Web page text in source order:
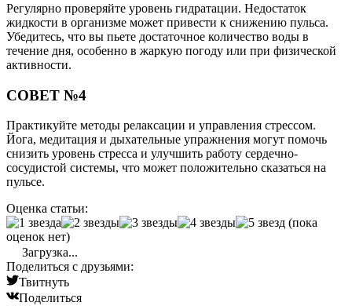
Регулярно проверяйте уровень гидратации. Недостаток
жидкости в организме может привести к снижению пульса.
Убедитесь, что вы пьете достаточное количество воды в
течение дня, особенно в жаркую погоду или при физической
активности.
СОВЕТ №4
Практикуйте методы релаксации и управления стрессом.
Йога, медитация и дыхательные упражнения могут помочь
снизить уровень стресса и улучшить работу сердечно-
сосудистой системы, что может положительно сказаться на
пульсе.
Оценка статьи:
(пока
оценок нет)
Загрузка...
Поделиться с друзьями:
Твитнуть
Поделиться